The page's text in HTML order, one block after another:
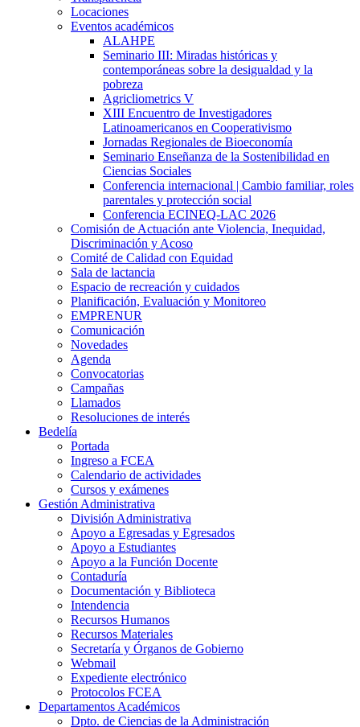
Locaciones
Eventos académicos
ALAHPE
Seminario III: Miradas históricas y
contemporáneas sobre la desigualdad y la
pobreza
Agricliometrics V
XIII Encuentro de Investigadores
Latinoamericanos en Cooperativismo
Jornadas Regionales de Bioeconomía
Seminario Enseñanza de la Sostenibilidad en
Ciencias Sociales
Conferencia internacional | Cambio familiar, roles
parentales y protección social
Conferencia ECINEQ-LAC 2026
Comisión de Actuación ante Violencia, Inequidad,
Discriminación y Acoso
Comité de Calidad con Equidad
Sala de lactancia
Espacio de recreación y cuidados
Planificación, Evaluación y Monitoreo
EMPRENUR
Comunicación
Novedades
Agenda
Convocatorias
Campañas
Llamados
Resoluciones de interés
Bedelía
Portada
Ingreso a FCEA
Calendario de actividades
Cursos y exámenes
Gestión Administrativa
División Administrativa
Apoyo a Egresadas y Egresados
Apoyo a Estudiantes
Apoyo a la Función Docente
Contaduría
Documentación y Biblioteca
Intendencia
Recursos Humanos
Recursos Materiales
Secretaría y Órganos de Gobierno
Webmail
Expediente electrónico
Protocolos FCEA
Departamentos Académicos
Dpto. de Ciencias de la Administración